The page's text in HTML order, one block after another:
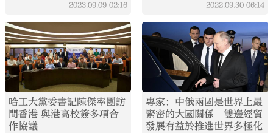
2023.09.09 02:16 2022.09.30 06:14
哈工大黨委書記陳傑率團訪
問香港 與港高校簽多項合
作協議
專家：中俄兩國是世界上最
緊密的大國關係 雙邊經貿
發展有益於推進世界多極化